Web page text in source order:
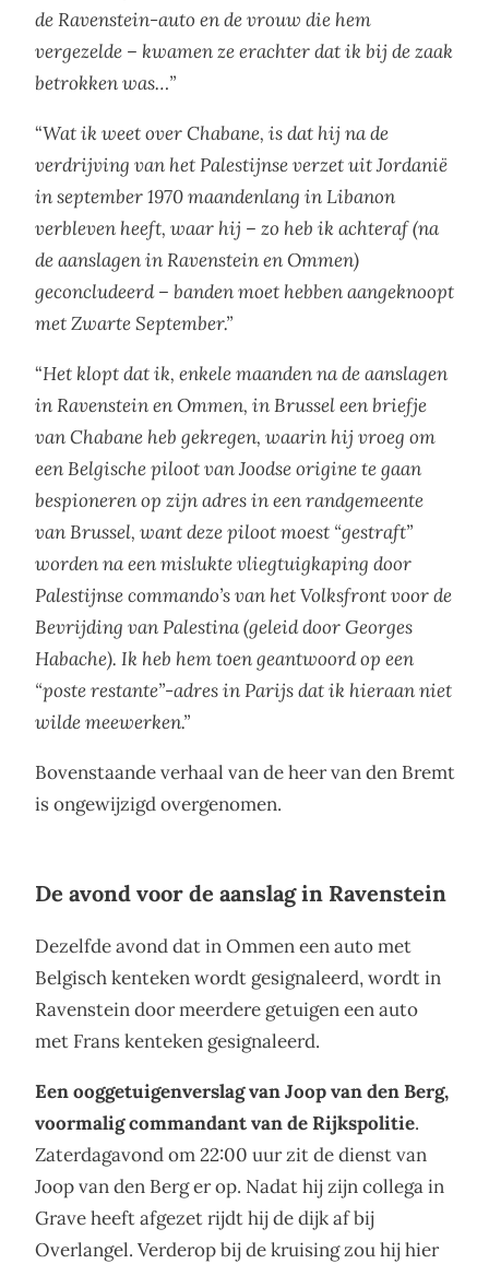
de Ravenstein-auto en de vrouw die hem
vergezelde – kwamen ze erachter dat ik bij de zaak
betrokken was…”
“Wat ik weet over Chabane, is dat hij na de
verdrijving van het Palestijnse verzet uit Jordanië
in september 1970 maandenlang in Libanon
verbleven heeft, waar hij – zo heb ik achteraf (na
de aanslagen in Ravenstein en Ommen)
geconcludeerd – banden moet hebben aangeknoopt
met Zwarte September.”
“Het klopt dat ik, enkele maanden na de aanslagen
in Ravenstein en Ommen, in Brussel een briefje
van Chabane heb gekregen, waarin hij vroeg om
een Belgische piloot van Joodse origine te gaan
bespioneren op zijn adres in een randgemeente
van Brussel, want deze piloot moest “gestraft”
worden na een mislukte vliegtuigkaping door
Palestijnse commando’s van het Volksfront voor de
Bevrijding van Palestina (geleid door Georges
Habache). Ik heb hem toen geantwoord op een
“poste restante”-adres in Parijs dat ik hieraan niet
wilde meewerken.”
Bovenstaande verhaal van de heer van den Bremt
is ongewijzigd overgenomen.
De avond voor de aanslag in Ravenstein
Dezelfde avond dat in Ommen een auto met
Belgisch kenteken wordt gesignaleerd, wordt in
Ravenstein door meerdere getuigen een auto
met Frans kenteken gesignaleerd.
Een ooggetuigenverslag van Joop van den Berg,
voormalig commandant van de Rijkspolitie.
Zaterdagavond om 22:00 uur zit de dienst van
Joop van den Berg er op. Nadat hij zijn collega in
Grave heeft afgezet rijdt hij de dijk af bij
Overlangel. Verderop bij de kruising zou hij hier